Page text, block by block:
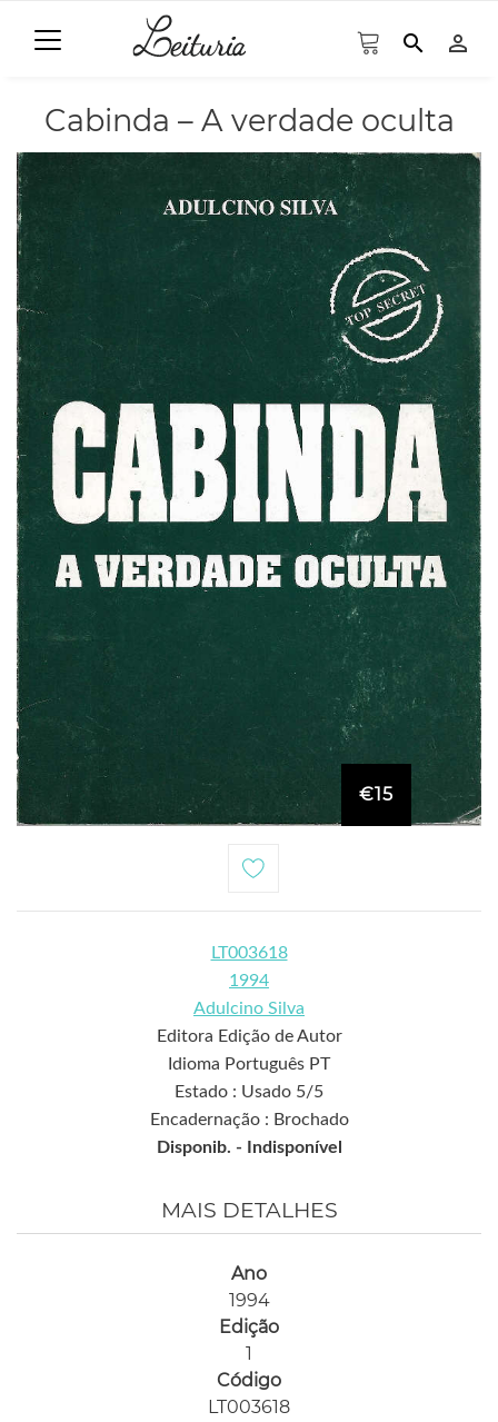
search person_outline
Cabinda – A verdade oculta
€15
LT003618
1994
Adulcino Silva
Editora Edição de Autor
Idioma Português PT
Estado : Usado 5/5
Encadernação : Brochado
Disponib. -
Indisponível
MAIS DETALHES
Ano
1994
Edição
1
Código
LT003618